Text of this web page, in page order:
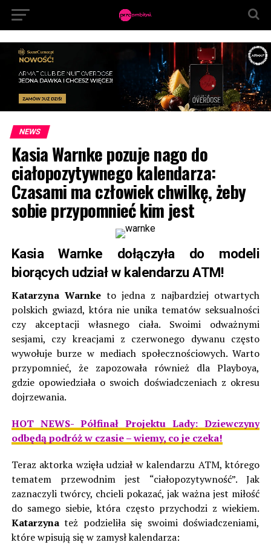
NEWS
Kasia Warnke pozuje nago do
ciałopozytywnego kalendarza:
Czasami ma człowiek chwilkę, żeby
sobie przypomnieć kim jest
Kasia Warnke dołączyła do modeli
biorących udział w kalendarzu ATM!
Katarzyna Warnke to jedna z najbardziej otwartych
polskich gwiazd, która nie unika tematów seksualności
czy akceptacji własnego ciała. Swoimi odważnymi
sesjami, czy kreacjami z czerwonego dywanu często
wywołuje burze w mediach społecznościowych. Warto
przypomnieć, że zapozowała również dla Playboya,
gdzie opowiedziała o swoich doświadczeniach z okresu
dojrzewania.
HOT NEWS- Półfinał Projektu Lady: Dziewczyny
odbędą podróż w czasie – wiemy, co je czeka!
Teraz aktorka wzięła udział w kalendarzu ATM, którego
tematem przewodnim jest “ciałopozytywność”. Jak
zaznaczyli twórcy, chcieli pokazać, jak ważna jest miłość
do samego siebie, która często przychodzi z wiekiem.
Katarzynateż podzieliła się swoimi doświadczeniami,
które wpisują się w zamysł kalendarza: